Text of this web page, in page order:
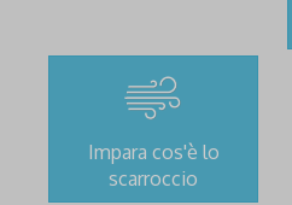
Impara cos'è lo
scarroccio